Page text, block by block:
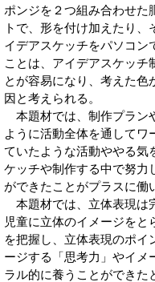
ポンジを２つ組み合わせた
トで、形を付け加えたり
イデアスケッチをパソコン
ことは、アイデアスケッ
とが容易になり、考えた
因と考えられる。
本題材では、制作プラン
ように活動全体を通して
ていたような活動ややる気
ケッチや制作する中で努力
ができたことがプラスに働
本題材では、立体表現は
児童に立体のイメージを
を把握し、立体表現のポ
ージする「思考力」やイメ
ラル的に養うことができた